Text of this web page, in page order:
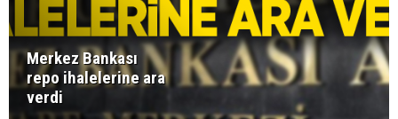
Merkez Bankası
repo ihalelerine ara
verdi